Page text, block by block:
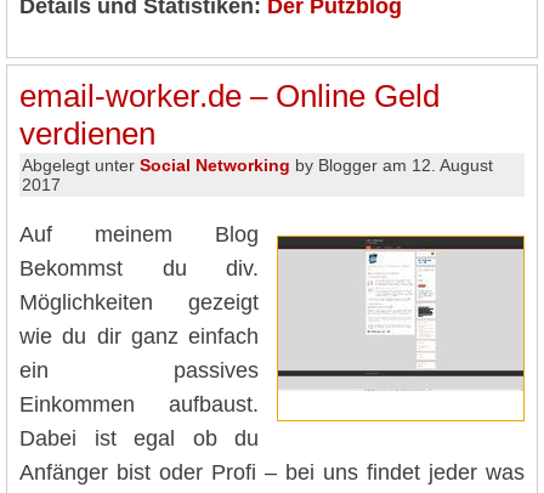
Details und Statistiken: Der Putzblog
email-worker.de – Online Geld
verdienen
Abgelegt unter Social Networking by Blogger am 12. August
2017
Auf meinem Blog
Bekommst du div.
Möglichkeiten gezeigt
wie du dir ganz einfach
ein passives
Einkommen aufbaust.
Dabei ist egal ob du
Anfänger bist oder Profi – bei uns findet jeder was